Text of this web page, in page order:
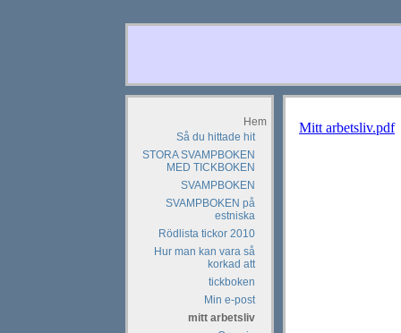
Hem
Så du hittade hit
STORA SVAMPBOKEN
MED TICKBOKEN
SVAMPBOKEN
SVAMPBOKEN på
estniska
Rödlista tickor 2010
Hur man kan vara så
korkad att
tickboken
Min e-post
mitt arbetsliv
Mitt arbetsliv.pdf